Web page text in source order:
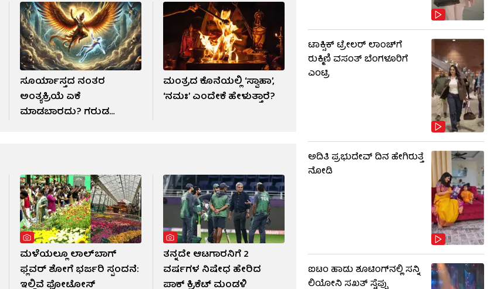
ಸೂರ್ಯಾಸ್ತದ ನಂತರ
ಅಂತ್ಯಕ್ರಿಯೆ ಏಕೆ
ಮಾಡಬಾರದು? ಗರುಡ
ಮಂತ್ರದ ಕೊನೆಯಲ್ಲಿ ‘ಸ್ವಾಹಾ’,
‘ನಮಃ’ ಎಂದೇಕೆ ಹೇಳುತ್ತಾರೆ?
ಮಳೆಯಲ್ಲೂ ಲಾಲ್‌ಬಾಗ್
ಫ್ಲವರ್ ಶೋಗೆ ಭರ್ಜರಿ ಸ್ಪಂದನೆ:
ಇಲ್ಲಿವೆ ಫೋಟೋಸ್​
ತನ್ನದೇ ಆಟಗಾರನಿಗೆ 2
ವರ್ಷಗಳ ನಿಷೇಧ ಹೇರಿದ
ಪಾಕ್ ಕ್ರಿಕೆಟ್ ಮಂಡಳಿ
ಟಾಕ್ಸಿಕ್ ಟ್ರೇಲರ್ ಲಾಂಚ್​​​ಗೆ
ರುಕ್ಮಿಣಿ ವಸಂತ್ ಬೆಂಗಳೂರಿಗೆ
ಎಂಟ್ರಿ
ಅದಿತಿ ಪ್ರಭುದೇವ್ ದಿನ ಹೇಗಿರುತ್ತೆ
ನೋಡಿ
ಐಟಂ ಹಾಡು ಶೂಟಿಂಗ್​​ನಲ್ಲಿ ಸನ್ನಿ
ಲಿಯೋನಿ ಸಖತ್ ಸ್ಟೆಪ್ಪು